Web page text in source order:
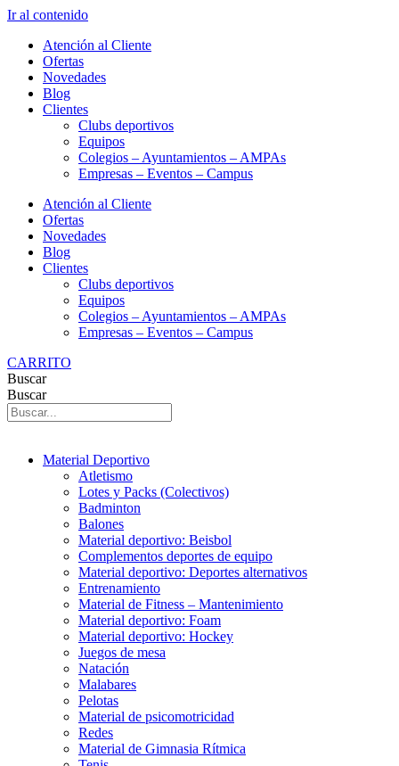
Ir al contenido
Atención al Cliente
Ofertas
Novedades
Blog
Clientes
Clubs deportivos
Equipos
Colegios – Ayuntamientos – AMPAs
Empresas – Eventos – Campus
Atención al Cliente
Ofertas
Novedades
Blog
Clientes
Clubs deportivos
Equipos
Colegios – Ayuntamientos – AMPAs
Empresas – Eventos – Campus
CARRITO
Buscar
Buscar
Material Deportivo
Atletismo
Lotes y Packs (Colectivos)
Badminton
Balones
Material deportivo: Beisbol
Complementos deportes de equipo
Material deportivo: Deportes alternativos
Entrenamiento
Material de Fitness – Mantenimiento
Material deportivo: Foam
Material deportivo: Hockey
Juegos de mesa
Natación
Malabares
Pelotas
Material de psicomotricidad
Redes
Material de Gimnasia Rítmica